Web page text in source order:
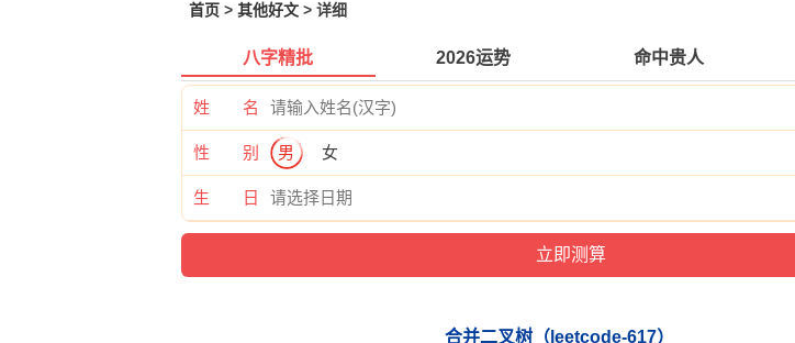
首页 > 其他好文 > 详细
八字精批 2026运势 命中贵人
姓 名
性 别 男 女
生 日
合并二叉树（leetcode-617）